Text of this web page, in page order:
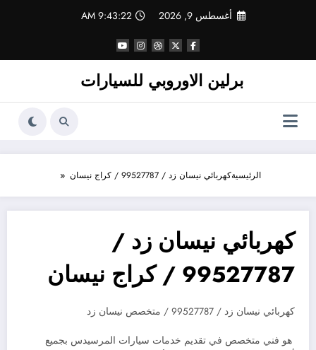
أغسطس 9, 2026 9:43:23 AM
برلين الاوروبي للسيارات
الرئيسيةكهربائي نيسان زد / 99527787 / كراج نيسان
كهربائي نيسان زد /
99527787 / كراج نيسان
كهربائي نيسان زد / 99527787 / متخصص نيسان زد
هو فني متخصص في تقديم خدمات سيارات المرسيدس بجميع